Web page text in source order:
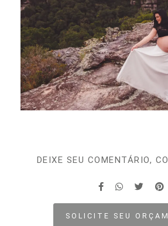
DEIXE SEU COMENTÁRIO,
SOLICITE SEU